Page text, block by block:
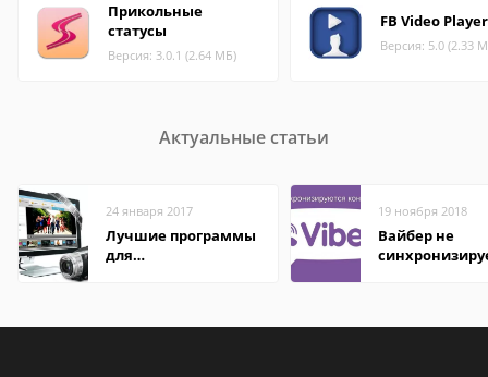
Прикольные
статусы
Версия: 3.0.1 (2.64 МБ)
FB Video Player
Версия: 5.0 (2.33
Актуальные статьи
24 января 2017
Лучшие программы
для
19 ноября 2018
Вайбер не